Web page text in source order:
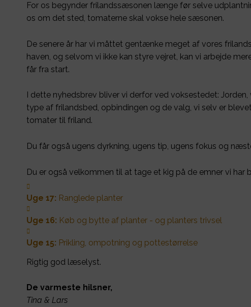
For os begynder frilandssæsonen længe før selve
os om det sted, tomaterne skal vokse hele sæsonen.
De senere år har vi måttet gentænke meget af vores
haven, og selvom vi ikke kan styre vejret, kan vi arbejde
får fra start.
I dette nyhedsbrev bliver vi derfor ved voksestedet:
type af frilandsbed, opbindingen og de valg, vi selv er
tomater til friland.
Du får også ugens dyrkning, ugens tip, ugens fokus og
Du er også velkommen til at tage et kig på de emner vi har

Uge 17: Ranglede planter

Uge 16: Køb og bytte af planter - og planters trivsel

Uge 15: Prikling, ompotning og pottestørrelse
Rigtig god læselyst.
De varmeste hilsner,
Tina & Lars